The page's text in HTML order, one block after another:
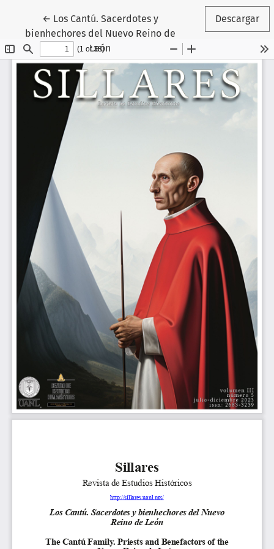
← Volver a los detalles del artículo
Los Cantú. Sacerdotes y
bienhechores del Nuevo Reino de
León
Descargar